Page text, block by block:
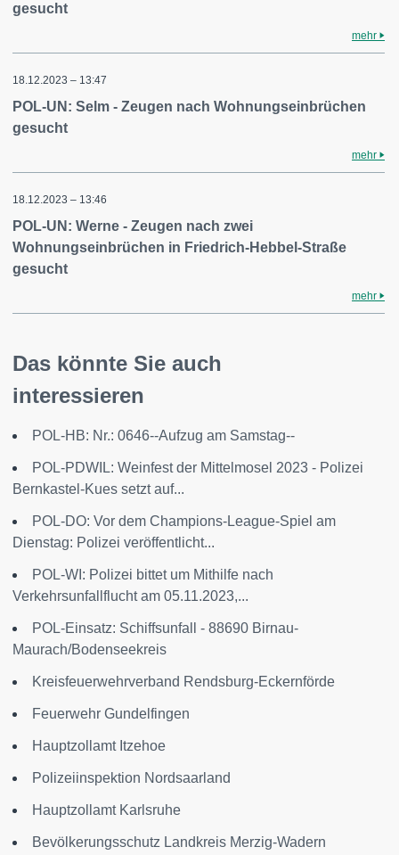
gesucht
mehr
18.12.2023 – 13:47
POL-UN: Selm - Zeugen nach Wohnungseinbrüchen
gesucht
mehr
18.12.2023 – 13:46
POL-UN: Werne - Zeugen nach zwei
Wohnungseinbrüchen in Friedrich-Hebbel-Straße
gesucht
mehr
Das könnte Sie auch
interessieren
POL-HB: Nr.: 0646--Aufzug am Samstag--
POL-PDWIL: Weinfest der Mittelmosel 2023 - Polizei
Bernkastel-Kues setzt auf...
POL-DO: Vor dem Champions-League-Spiel am
Dienstag: Polizei veröffentlicht...
POL-WI: Polizei bittet um Mithilfe nach
Verkehrsunfallflucht am 05.11.2023,...
POL-Einsatz: Schiffsunfall - 88690 Birnau-
Maurach/Bodenseekreis
Kreisfeuerwehrverband Rendsburg-Eckernförde
Feuerwehr Gundelfingen
Hauptzollamt Itzehoe
Polizeiinspektion Nordsaarland
Hauptzollamt Karlsruhe
Bevölkerungsschutz Landkreis Merzig-Wadern